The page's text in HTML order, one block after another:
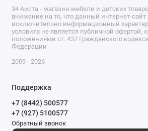
34 Аиста - магазин мебели и детских
внимание на то, что данный интернет-сайт
исключительно информационный
условиях не является публичной офертой,
положениями ст. 437 Гражданского
Федерации
2009 - 2026
Поддержка
+7 (8442) 500577
+7 (927) 5100577
Обратный звонок